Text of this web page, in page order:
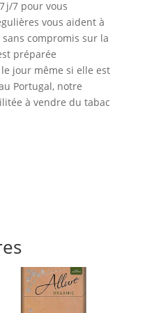
j/7 pour vous
vous aident à
compromis sur la
préparée
jour même si elle est
Portugal, notre
à vendre du tabac